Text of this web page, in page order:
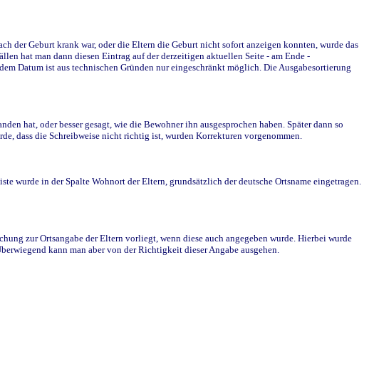
der Geburt krank war, oder die Eltern die Geburt nicht sofort anzeigen konnten, wurde das
hat man dann diesen Eintrag auf der derzeitigen aktuellen Seite - am Ende -
Datum ist aus technischen Gründen nur eingeschränkt möglich. Die Ausgabesortierung
hat, oder besser gesagt, wie die Bewohner ihn ausgesprochen haben. Später dann so
dass die Schreibweise nicht richtig ist, wurden Korrekturen vorgenommen.
wurde in der Spalte Wohnort der Eltern, grundsätzlich der deutsche Ortsname eingetragen.
zur Ortsangabe der Eltern vorliegt, wenn diese auch angegeben wurde. Hierbei wurde
kann man aber von der Richtigkeit dieser Angabe ausgehen.